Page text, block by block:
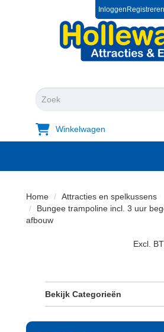
Inloggen Registreren
Winkelwagen
Home
Attracties en spelkussens
Bungee trampoline incl. 3 uur
afbouw
Excl.
Bekijk Categorieën